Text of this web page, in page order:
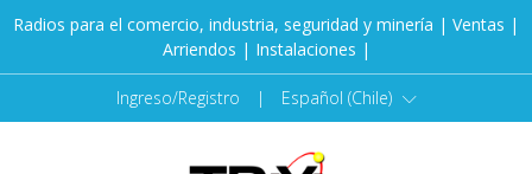
Radios para el comercio, industria, seguridad y minería | Ventas |
Arriendos | Instalaciones |
Ingreso/Registro | Español (Chile)